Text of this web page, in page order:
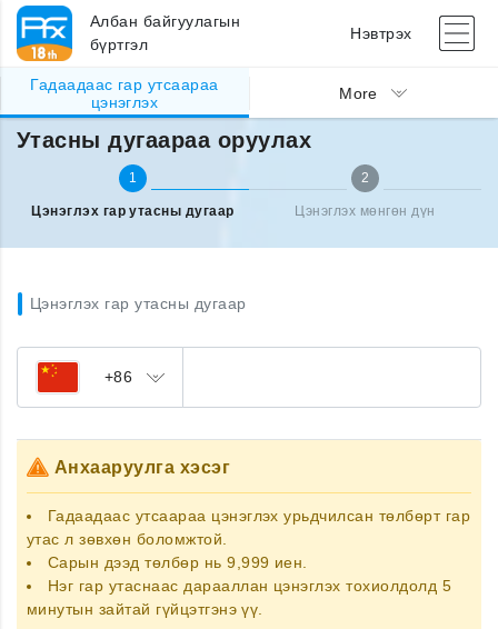
Албан байгуулагын
бүртгэл
Нэвтрэх
Гадаадаас гар утсаараа
цэнэглэх
More
Гадаад улсаас утсаа цэнэглэх Утасны дугаараа оруулах
Утасны дугаараа оруулах
1
Цэнэглэх гар утасны дугаар
2
Цэнэглэх мөнгөн дүн
Цэнэглэх гар утасны дугаар
+86
Анхааруулга хэсэг
Гадаадаас утсаараа цэнэглэхурьдчилсан төлбөрт гар
утас л зөвхөн боломжтой.
Сарын дээд төлбөр нь 9,999 иен.
Нэг гар утаснаас дарааллан цэнэглэх тохиолдолд 5
минутын зайтай гүйцэтгэнэ үү.